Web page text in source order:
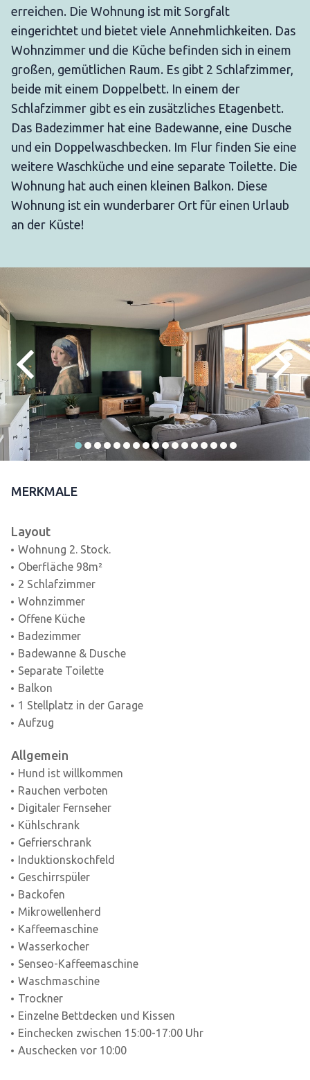
erreichen. Die Wohnung ist mit Sorgfalt
eingerichtet und bietet viele Annehmlichkeiten. Das
Wohnzimmer und die Küche befinden sich in einem
großen, gemütlichen Raum. Es gibt 2 Schlafzimmer,
beide mit einem Doppelbett. In einem der
Schlafzimmer gibt es ein zusätzliches Etagenbett.
Das Badezimmer hat eine Badewanne, eine Dusche
und ein Doppelwaschbecken. Im Flur finden Sie eine
weitere Waschküche und eine separate Toilette. Die
Wohnung hat auch einen kleinen Balkon. Diese
Wohnung ist ein wunderbarer Ort für einen Urlaub
an der Küste!
MERKMALE
Layout
Wohnung 2. Stock.
Oberfläche 98m²
2 Schlafzimmer
Wohnzimmer
Offene Küche
Badezimmer
Badewanne & Dusche
Separate Toilette
Balkon
1 Stellplatz in der Garage
Aufzug
Allgemein
Hund ist willkommen
Rauchen verboten
Digitaler Fernseher
Kühlschrank
Gefrierschrank
Induktionskochfeld
Geschirrspüler
Backofen
Mikrowellenherd
Kaffeemaschine
Wasserkocher
Senseo-Kaffeemaschine
Waschmaschine
Trockner
Einzelne Bettdecken und Kissen
Einchecken zwischen 15:00-17:00 Uhr
Auschecken vor 10:00